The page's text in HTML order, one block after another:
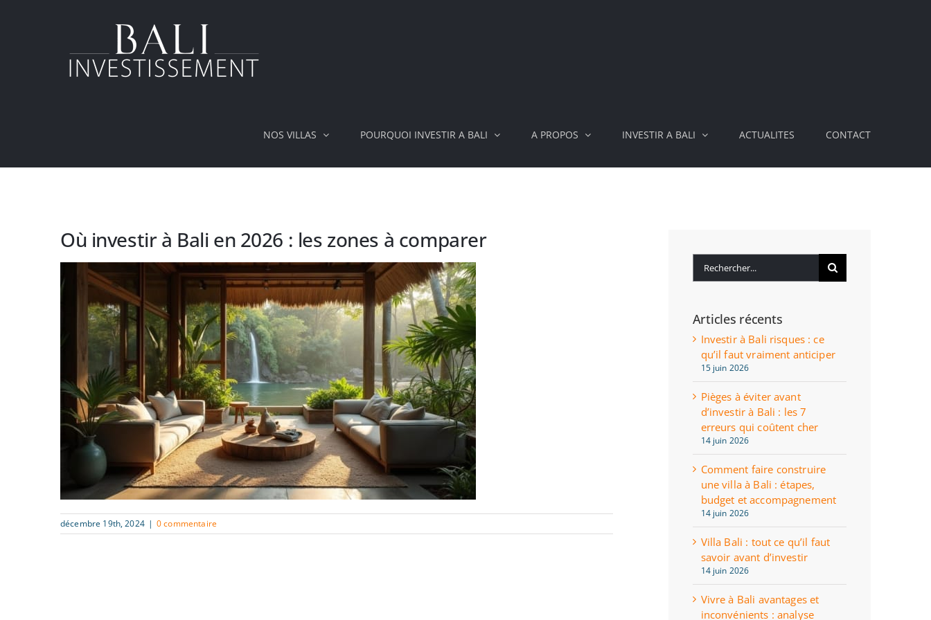
NOS VILLAS POURQUOI INVESTIR A BALI A PROPOS INVESTIR A BALI ACTUALITES CONTACT
Où investir à Bali en 2026 : les zones à comparer
décembre 19th, 2024 | 0 commentaire
Rechercher:
Articles récents
Investir à Bali risques : ce
qu’il faut vraiment anticiper
15 juin 2026
Pièges à éviter avant
d’investir à Bali : les 7
erreurs qui coûtent cher
14 juin 2026
Comment faire construire
une villa à Bali : étapes,
budget et accompagnement
14 juin 2026
Villa Bali : tout ce qu’il faut
savoir avant d’investir
14 juin 2026
Vivre à Bali avantages et
inconvénients : analyse